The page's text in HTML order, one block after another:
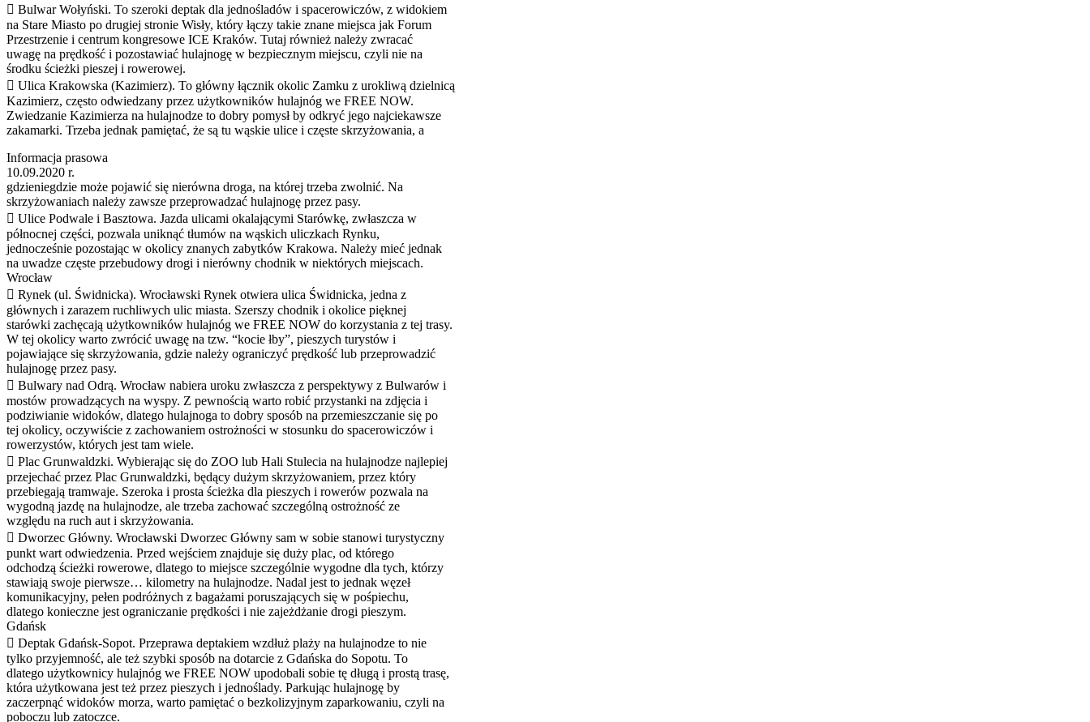
 Bulwar Wołyński. To szeroki deptak dla jednośladów i spacerowiczów, z widokiem
na Stare Miasto po drugiej stronie Wisły, który łączy takie znane miejsca jak Forum
Przestrzenie i centrum kongresowe ICE Kraków. Tutaj również należy zwracać
uwagę na prędkość i pozostawiać hulajnogę w bezpiecznym miejscu, czyli nie na
środku ścieżki pieszej i rowerowej.
 Ulica Krakowska (Kazimierz). To główny łącznik okolic Zamku z urokliwą dzielnicą
Kazimierz, często odwiedzany przez użytkowników hulajnóg we FREE NOW.
Zwiedzanie Kazimierza na hulajnodze to dobry pomysł by odkryć jego najciekawsze
zakamarki. Trzeba jednak pamiętać, że są tu wąskie ulice i częste skrzyżowania, a
Informacja prasowa
10.09.2020 r.
gdzieniegdzie może pojawić się nierówna droga, na której trzeba zwolnić. Na
skrzyżowaniach należy zawsze przeprowadzać hulajnogę przez pasy.
 Ulice Podwale i Basztowa. Jazda ulicami okalającymi Starówkę, zwłaszcza w
północnej części, pozwala uniknąć tłumów na wąskich uliczkach Rynku,
jednocześnie pozostając w okolicy znanych zabytków Krakowa. Należy mieć jednak
na uwadze częste przebudowy drogi i nierówny chodnik w niektórych miejscach.
Wrocław
 Rynek (ul. Świdnicka). Wrocławski Rynek otwiera ulica Świdnicka, jedna z
głównych i zarazem ruchliwych ulic miasta. Szerszy chodnik i okolice pięknej
starówki zachęcają użytkowników hulajnóg we FREE NOW do korzystania z tej trasy.
W tej okolicy warto zwrócić uwagę na tzw. “kocie łby”, pieszych turystów i
pojawiające się skrzyżowania, gdzie należy ograniczyć prędkość lub przeprowadzić
hulajnogę przez pasy.
 Bulwary nad Odrą. Wrocław nabiera uroku zwłaszcza z perspektywy z Bulwarów i
mostów prowadzących na wyspy. Z pewnością warto robić przystanki na zdjęcia i
podziwianie widoków, dlatego hulajnoga to dobry sposób na przemieszczanie się po
tej okolicy, oczywiście z zachowaniem ostrożności w stosunku do spacerowiczów i
rowerzystów, których jest tam wiele.
 Plac Grunwaldzki. Wybierając się do ZOO lub Hali Stulecia na hulajnodze najlepiej
przejechać przez Plac Grunwaldzki, będący dużym skrzyżowaniem, przez który
przebiegają tramwaje. Szeroka i prosta ścieżka dla pieszych i rowerów pozwala na
wygodną jazdę na hulajnodze, ale trzeba zachować szczególną ostrożność ze
względu na ruch aut i skrzyżowania.
 Dworzec Główny. Wrocławski Dworzec Główny sam w sobie stanowi turystyczny
punkt wart odwiedzenia. Przed wejściem znajduje się duży plac, od którego
odchodzą ścieżki rowerowe, dlatego to miejsce szczególnie wygodne dla tych, którzy
stawiają swoje pierwsze… kilometry na hulajnodze. Nadal jest to jednak węzeł
komunikacyjny, pełen podróżnych z bagażami poruszających się w pośpiechu,
dlatego konieczne jest ograniczanie prędkości i nie zajeżdżanie drogi pieszym.
Gdańsk
 Deptak Gdańsk-Sopot. Przeprawa deptakiem wzdłuż plaży na hulajnodze to nie
tylko przyjemność, ale też szybki sposób na dotarcie z Gdańska do Sopotu. To
dlatego użytkownicy hulajnóg we FREE NOW upodobali sobie tę długą i prostą trasę,
która użytkowana jest też przez pieszych i jednoślady. Parkując hulajnogę by
zaczerpnąć widoków morza, warto pamiętać o bezkolizyjnym zaparkowaniu, czyli na
poboczu lub zatoczce.